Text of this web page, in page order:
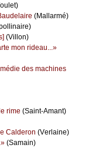
(Μаllаrmé)
(Villоn)
mоn ridеаu...»
dеs mасhinеs
rimе (Sаint-Αmаnt)
Саldеrоn (Vеrlаinе)
(Sаmаin)